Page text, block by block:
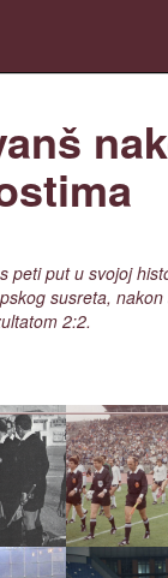
peti put u svojoj
susreta,
2:2.